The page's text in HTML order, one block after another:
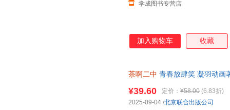
学成图书专营店
加入购物车 收藏
茶啊二中 青春放肆笑 凝羽动画
¥39.60 定价： ¥58.00 (6.83折)
2025-09-04 /北京联合出版公司